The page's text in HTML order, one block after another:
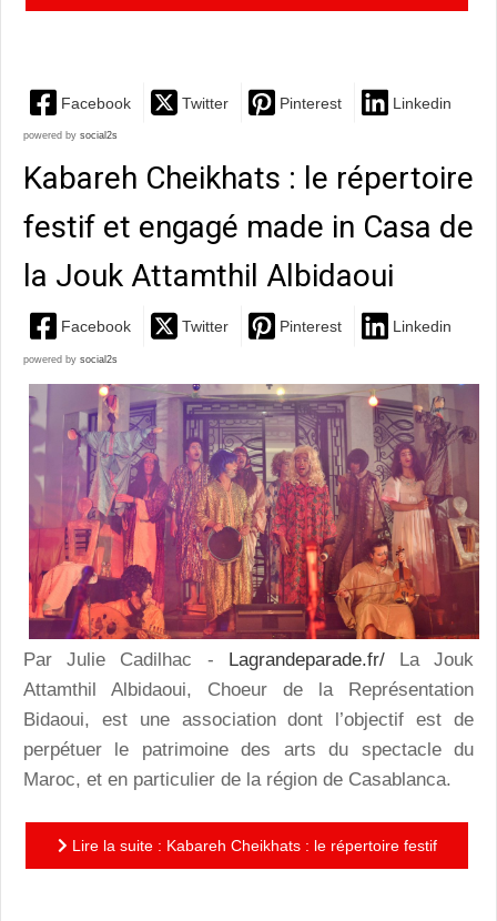
Facebook Twitter Pinterest Linkedin
powered by social2s
Kabareh Cheikhats : le répertoire
festif et engagé made in Casa de
la Jouk Attamthil Albidaoui
Facebook Twitter Pinterest Linkedin
powered by social2s
Par Julie Cadilhac - Lagrandeparade.fr/La Jouk
Attamthil Albidaoui, Choeur de la Représentation
Bidaoui, est une association dont l’objectif est de
perpétuer le patrimoine des arts du spectacle du
Maroc, et en particulier de la région de Casablanca.
Lire la suite : Kabareh Cheikhats : le répertoire festif